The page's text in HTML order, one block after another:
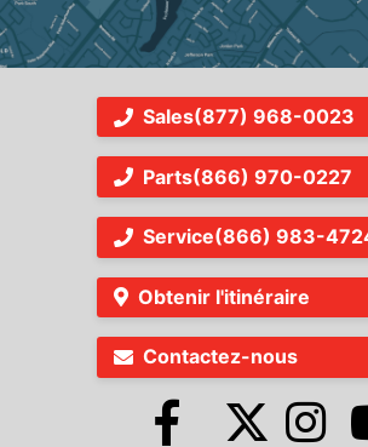
Sales(877) 968-0023
Parts(866) 970-0227
Service(866) 983-
Obtenir l'itinéraire
Contactez-nous